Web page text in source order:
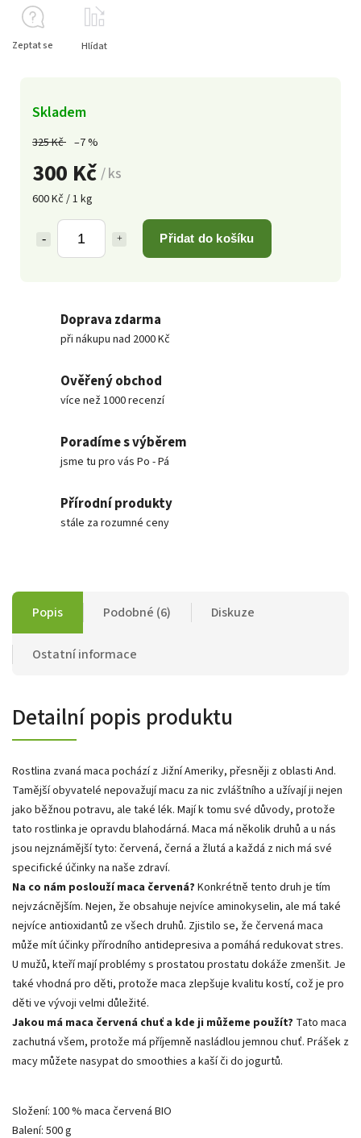
325 Kč –7 %
300 Kč / ks
600 Kč / 1 kg
Přidat do košíku
Skladem
Zeptat se Hlídat
Doprava zdarma
při nákupu nad 2000 Kč
Ověřený obchod
více než 1000 recenzí
Poradíme s výběrem
jsme tu pro vás Po - Pá
Přírodní produkty
stále za rozumné ceny
Popis Podobné (6) Diskuze
Ostatní informace
Detailní popis produktu
Rostlina zvaná maca pochází z Jižní Ameriky, přesněji z oblasti And.
Tamější obyvatelé nepovažují macu za nic zvláštního a užívají ji nejen
jako běžnou potravu, ale také lék. Mají k tomu své důvody, protože
tato rostlinka je opravdu blahodárná. Maca má několik druhů a u nás
jsou nejznámější tyto: červená, černá a žlutá a každá z nich má své
specifické účinky na naše zdraví.
Na co nám poslouží maca červená? Konkrétně tento druh je tím
nejvzácnějším. Nejen, že obsahuje nejvíce aminokyselin, ale má také
nejvíce antioxidantů ze všech druhů. Zjistilo se, že červená maca
může mít účinky přírodního antidepresiva a pomáhá redukovat stres.
U mužů, kteří mají problémy s prostatou prostatu dokáže zmenšit. Je
také vhodná pro děti, protože maca zlepšuje kvalitu kostí, což je pro
děti ve vývoji velmi důležité.
Jakou má maca červená chuť a kde ji můžeme použít? Tato maca
zachutná všem, protože má příjemně nasládlou jemnou chuť. Prášek z
macy můžete nasypat do smoothies a kaší či do jogurtů.
Složení: 100 % maca červená BIO
Balení: 500 g